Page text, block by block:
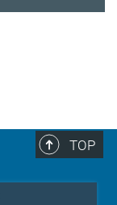
TOP